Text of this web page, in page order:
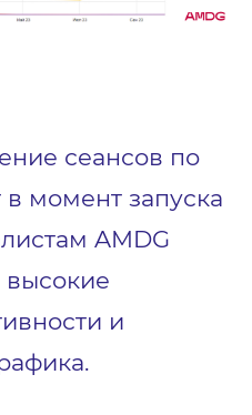
сеансов по
момент запуска
AMDG
высокие
и